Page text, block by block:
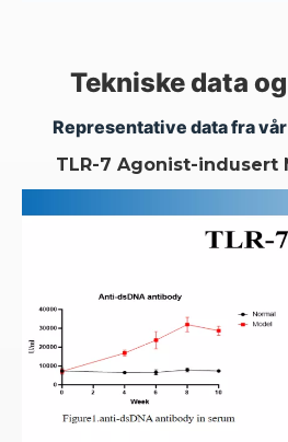
Tekniske data
Representative data fra
TLR-7 Agonist-indusert